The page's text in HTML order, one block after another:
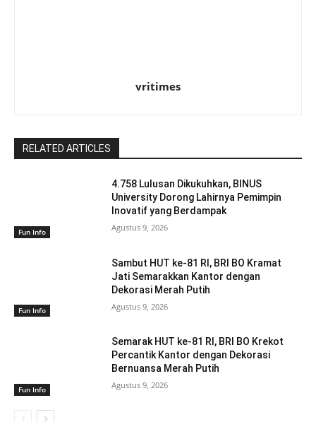
vritimes
RELATED ARTICLES
Fun Info
4.758 Lulusan Dikukuhkan, BINUS
University Dorong Lahirnya Pemimpin
Inovatif yang Berdampak
Agustus 9, 2026
Fun Info
Sambut HUT ke-81 RI, BRI BO Kramat
Jati Semarakkan Kantor dengan
Dekorasi Merah Putih
Agustus 9, 2026
Fun Info
Semarak HUT ke-81 RI, BRI BO Krekot
Percantik Kantor dengan Dekorasi
Bernuansa Merah Putih
Agustus 9, 2026